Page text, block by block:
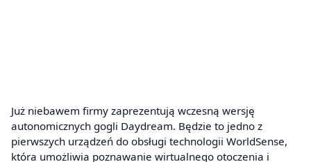
Już niebawem firmy zaprezentują wczesną wersję
autonomicznych gogli Daydream. Będzie to jedno z
pierwszych urządzeń do obsługi technologii WorldSense,
która umożliwia poznawanie wirtualnego otoczenia i